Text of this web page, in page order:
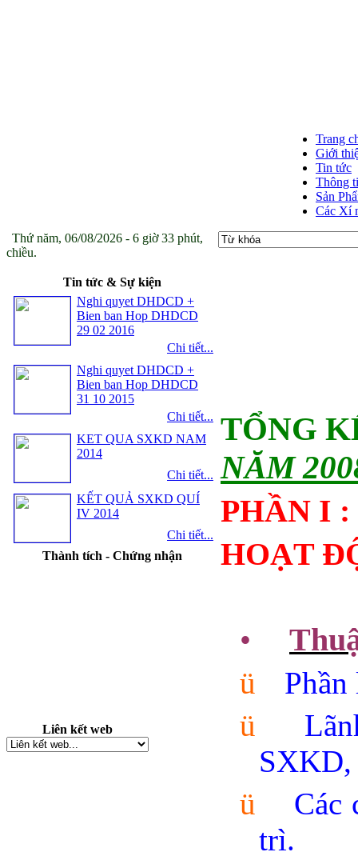
Trang
Giới
Tin tức
Thông
Sản
Các Xí
Thứ năm, 06/08/2026 - 6 giờ 33 phút,
chiều.
Tin tức & Sự kiện
Nghi quyet DHDCD +
Bien ban Hop DHDCD
29 02 2016
Chi tiết...
Nghi quyet DHDCD +
Bien ban Hop DHDCD
31 10 2015
Chi tiết...
KET QUA SXKD NAM
2014
Chi tiết...
KẾT QUẢ SXKD QUÍ
IV 2014
Chi tiết...
Thành tích - Chứng nhận
Liên kết web
TỔNG
NĂM
PHẦN I
HOẠT
•
ü
ü
SXKD,
ü
Các
trì.